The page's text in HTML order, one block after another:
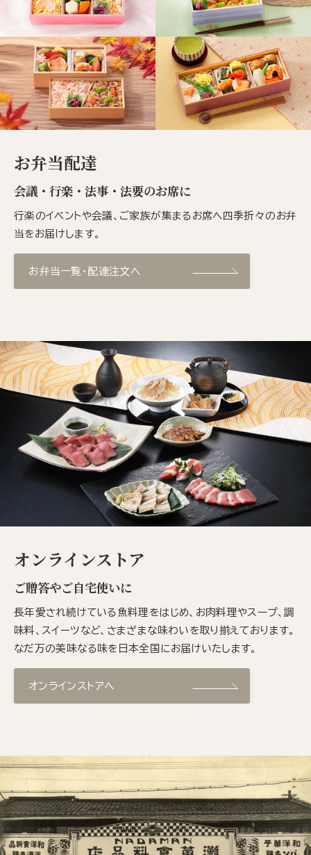
お弁当配達
会議・行楽・法事・法要のお席に
行楽のイベントや会議、ご家族が集まるお席へ四季折々のお弁
当をお届けします。
お弁当一覧・配達注文へ
オンラインストア
ご贈答やご自宅使いに
長年愛され続けている魚料理をはじめ、お肉料理やスープ、調
味料、スイーツなど、さまざまな味わいを取り揃えております。
なだ万の美味なる味を日本全国にお届けいたします。
オンラインストアへ